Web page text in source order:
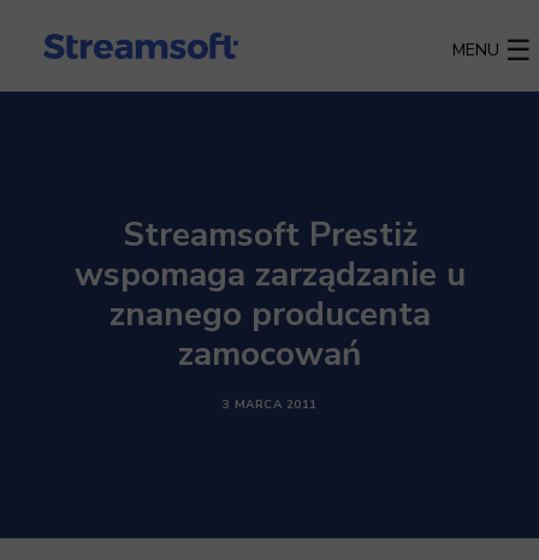
MENU
Streamsoft Prestiż
wspomaga zarządzanie u
znanego producenta
zamocowań
3 MARCA 2011